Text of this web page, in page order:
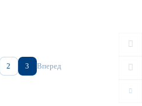
2 3 Вперед